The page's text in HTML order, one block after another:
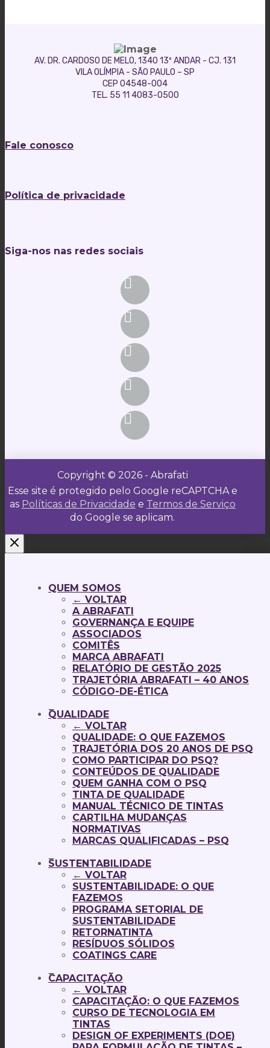
AV. DR. CARDOSO DE MELO, 1340 13º ANDAR - CJ. 131
VILA OLÍMPIA - SÃO PAULO – SP
CEP 04548-004
TEL. 55 11 4083-0500
Fale conosco
Política de privacidade
Siga-nos nas redes sociais
Copyright © 2026 - Abrafati
Esse site é protegido pelo Google reCAPTCHA e
as Políticas de Privacidade e Termos de Serviço
do Google se aplicam.
QUEM SOMOS
← VOLTAR
A ABRAFATI
GOVERNANÇA E EQUIPE
ASSOCIADOS
COMITÊS
MARCA ABRAFATI
RELATÓRIO DE GESTÃO 2025
TRAJETÓRIA ABRAFATI – 40 ANOS
CÓDIGO-DE-ÉTICA
QUALIDADE
← VOLTAR
QUALIDADE: O QUE FAZEMOS
TRAJETÓRIA DOS 20 ANOS DE PSQ
COMO PARTICIPAR DO PSQ?
CONTEÚDOS DE QUALIDADE
QUEM GANHA COM O PSQ
TINTA DE QUALIDADE
MANUAL TÉCNICO DE TINTAS
CARTILHA MUDANÇAS
NORMATIVAS
MARCAS QUALIFICADAS – PSQ
SUSTENTABILIDADE
← VOLTAR
SUSTENTABILIDADE: O QUE
FAZEMOS
PROGRAMA SETORIAL DE
SUSTENTABILIDADE
RETORNATINTA
RESÍDUOS SÓLIDOS
COATINGS CARE
CAPACITAÇÃO
← VOLTAR
CAPACITAÇÃO: O QUE FAZEMOS
CURSO DE TECNOLOGIA EM
TINTAS
DESIGN OF EXPERIMENTS (DOE)